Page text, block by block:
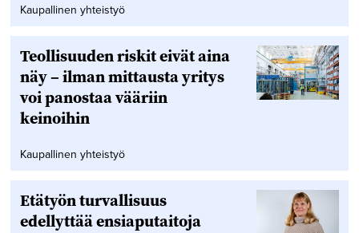
Kaupallinen yhteistyö
Teollisuuden riskit eivät aina
näy – ilman mittausta yritys
voi panostaa vääriin
keinoihin
Kaupallinen yhteistyö
Etätyön turvallisuus
edellyttää ensiaputaitoja